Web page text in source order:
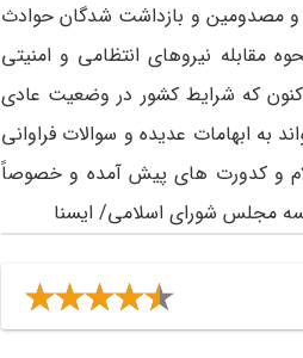
مصدومین و بازداشت شدگان حوادث
مقابله نیروهای انتظامی و امنیتی
که شرایط کشور در وضعیت عادی
به ابهامات عدیده و سوالات فراوانی
و کدورت های پیش آمده و خصوصاً
مجلس شورای اسلامی/ ایسنا